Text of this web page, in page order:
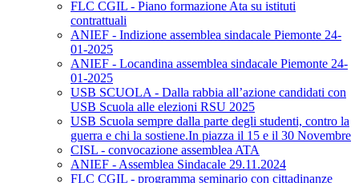
FLC CGIL - Piano formazione Ata su istituti
contrattuali
ANIEF - Indizione assemblea sindacale Piemonte 24-
01-2025
ANIEF - Locandina assemblea sindacale Piemonte 24-
01-2025
USB SCUOLA - Dalla rabbia all’azione candidati con
USB Scuola alle elezioni RSU 2025
USB Scuola sempre dalla parte degli studenti, contro la
guerra e chi la sostiene.In piazza il 15 e il 30 Novembre
CISL - convocazione assemblea ATA
ANIEF - Assemblea Sindacale 29.11.2024
FLC CGIL - programma seminario con cittadinanze